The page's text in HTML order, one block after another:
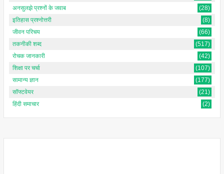
अनसुलझे प्रश्नों के जवाब
(28)
इतिहास प्रश्नोत्तरी
(8)
जीवन परिचय
(66)
तकनीकी शब्द
(517)
रोचक जानकारी
(42)
शिक्षा पर चर्चा
(107)
सामान्य ज्ञान
(177)
सॉफ्टवेयर
(21)
हिंदी समाचार
(2)